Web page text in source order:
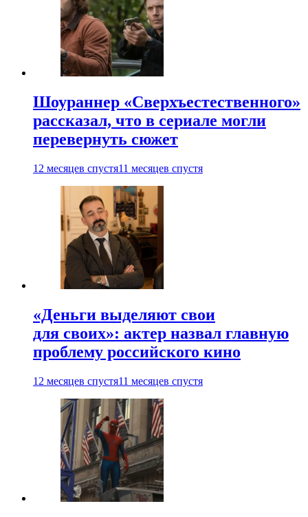
Шоураннер «Сверхъестественного»
рассказал, что в сериале могли
перевернуть сюжет
12 месяцев спустя11 месяцев спустя
«Деньги выделяют свои
для своих»: актер назвал главную
проблему российского кино
12 месяцев спустя11 месяцев спустя